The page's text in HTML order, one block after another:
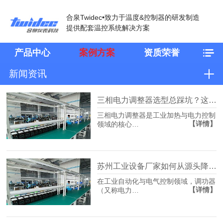
合泉Twidec•致力于温度&控制器的研发制造
提供配套温控系统解决方案
产品中心 案例方案 资质荣誉
新闻资讯
三相电力调整器选型总踩坑？这份厂家直沟通用清单请收好
三相电力调整器是工业加热与电力控制
领域的核心…
【详情】
苏州工业设备厂家如何从源头降低产线温控不准停机风险？
在工业自动化与电气控制领域，调功器
（又称电力…
【详情】